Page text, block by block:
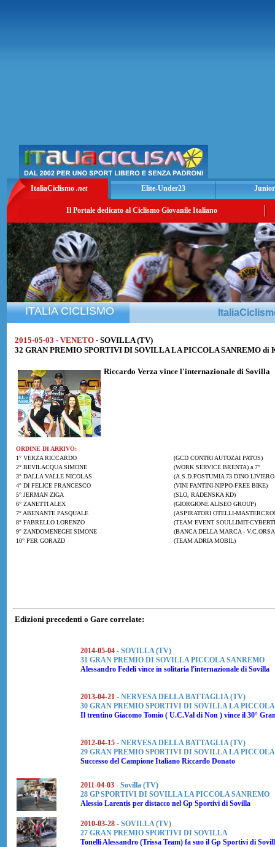
ItaliaCiclismo .net Elite-Under23
Il Portale dedicato al Ciclismo Giovanile Italiano
ITALIA CICLISMO
2015-05-03 - VENETO - SOVILLA (TV)
32 GRAN PREMIO SPORTIVI DI SOVILLA LA PICCOLA SANREMO di
Riccardo Verza vince l'internazionale di Sovilla
ORDINE DI ARRIVO:
1° VERZA RICCARDO
(GCD CONTRI AUTOZAI PATOS)
2° BEVILACQUA SIMONE
(WORK SERVICE BRENTA) a 7"
3° DALLA VALLE NICOLAS
(A.S.D.POSTUMIA 73 DINO
4° DI FELICE FRANCESCO
(VINI FANTINI-NIPPO-FREE BIKE)
5° JERMAN ZIGA
(SLO, RADENSKA KD)
6° ZANETTI ALEX
(GIORGIONE ALISEO GROUP)
7° ABENANTE PASQUALE
(ASPIRATORI OTELLI-
8° FABRELLO LORENZO
(TEAM EVENT SOULLIMIT-
9° ZANDOMENEGHI SIMONE
(BANCA DELLA MARCA -
10° PER GORAZD
(TEAM ADRIA MOBIL)
Edizioni precedenti o Gare correlate:
2014-05-04 - SOVILLA (TV)
31 GRAN PREMIO DI SOVILLA PICCOLA SANREMO
Alessandro Fedeli vince in solitaria l'internazionale di Sovilla
2013-04-21 - NERVESA DELLA BATTAGLIA (TV)
30 GRAN PREMIO SPORTIVI DI SOVILLA LA
Il trentino Giacomo Tomio ( U.C.Val di Non ) vince il 30°
2012-04-15 - NERVESA DELLA BATTAGLIA (TV)
29 GRAN PREMIO SPORTIVI DI SOVILLA LA
Successo del Campione Italiano Riccardo Donato
2011-04-03 - Sovilla (TV)
28 GP SPORTIVI DI SOVILLA LA PICCOLA SANREMO
Alessio Larentis per distacco nel Gp Sportivi di Sovilla
2010-03-28 - SOVILLA (TV)
27 GRAN PREMIO SPORTIVI DI SOVILLA
Tonelli Alessandro (Trissa Team) fa suo il Gp Sportivi di